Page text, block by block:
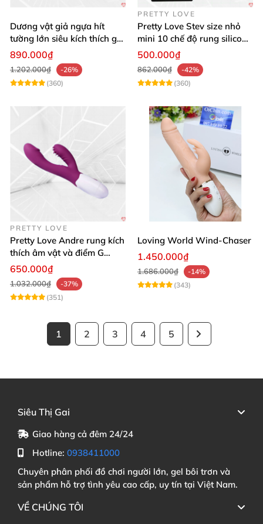
Dương vật giả ngựa hít
tường lớn siêu kích thích gai
nổi
890.000₫
1.202.000₫
-26%
(360)
PRETTY LOVE
Pretty Love Stev size nhỏ
mini 10 chế độ rung silicone
mềm
500.000₫
862.000₫
-42%
(360)
PRETTY LOVE
Pretty Love Andre rung kích
thích âm vật và điểm G
mạnh mẽ
650.000₫
1.032.000₫
-37%
(351)
Loving World Wind-Chaser
1.450.000₫
1.686.000₫
-14%
(343)
1 2 3 4 5
Siêu Thị Gai
Giao hàng cả đêm 24/24
Hotline: 0938411000
Chuyên phân phối đồ chơi người lớn, gel bôi trơn và
sản phẩm hỗ trợ tình yêu cao cấp, uy tín tại Việt Nam.
VỀ CHÚNG TÔI